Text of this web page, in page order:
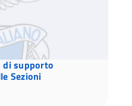
supporto
Sezioni